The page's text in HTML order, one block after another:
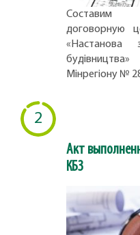
Составим
договорную
«Настанова
Мінрегіону №
2
Акт
КБ3